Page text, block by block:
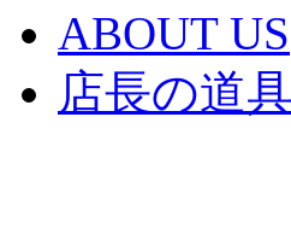
ABOUT US
店長の道